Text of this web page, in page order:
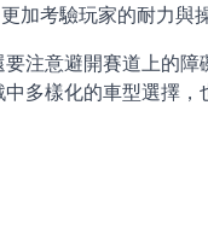
加考驗玩家的耐力與
注意避開賽道上的
多樣化的車型選擇